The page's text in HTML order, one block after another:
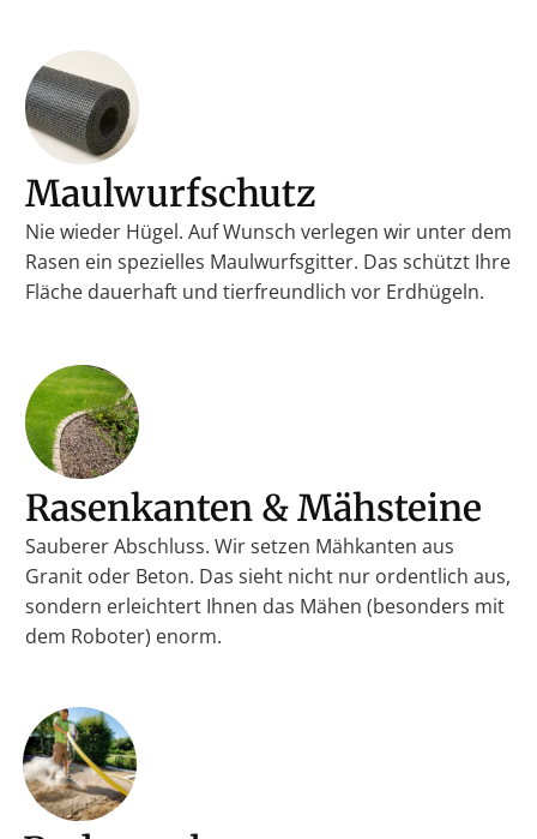
Maulwurfschutz
Nie wieder Hügel. Auf Wunsch verlegen wir unter dem
Rasen ein spezielles Maulwurfsgitter. Das schützt Ihre
Fläche dauerhaft und tierfreundlich vor Erdhügeln.
Rasenkanten & Mähsteine
Sauberer Abschluss. Wir setzen Mähkanten aus
Granit oder Beton. Das sieht nicht nur ordentlich aus,
sondern erleichtert Ihnen das Mähen (besonders mit
dem Roboter) enorm.